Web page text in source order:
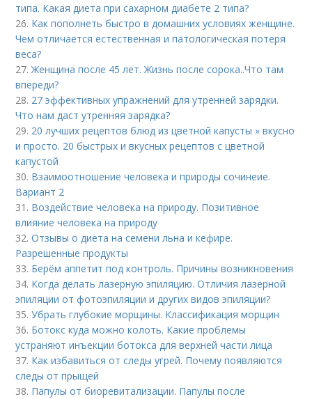
типа. Какая диета при сахарном диабете 2 типа?
26. Как пополнеть быстро в домашних условиях женщине.
Чем отличается естественная и патологическая потеря
веса?
27.Женщина после 45 лет. Жизнь после сорока..Что там
впереди?
28. 27 эффективных упражнений для утренней зарядки.
Что нам даст утренняя зарядка?
29. 20 лучших рецептов блюд из цветной капусты » вкусно
и просто. 20 быстрых и вкусных рецептов с цветной
капустой
30. Взаимоотношение человека и природы сочинеие.
Вариант 2
31. Воздействие человека на природу. Позитивное
влияние человека на природу
32.Отзывы о диета на семени льна и кефире.
Разрешенные продукты
33. Берём аппетит под контроль. Причины возникновения
34. Когда делать лазерную эпиляцию. Отличия лазерной
эпиляции от фотоэпиляции и других видов эпиляции?
35.Убрать глубокие морщины. Классификация морщин
36. Ботокс куда можно колоть. Какие проблемы
устраняют инъекции ботокса для верхней части лица
37. Как избавиться от следы угрей. Почему появляются
следы от прыщей
38. Папулы от биоревитализации. Папулы после